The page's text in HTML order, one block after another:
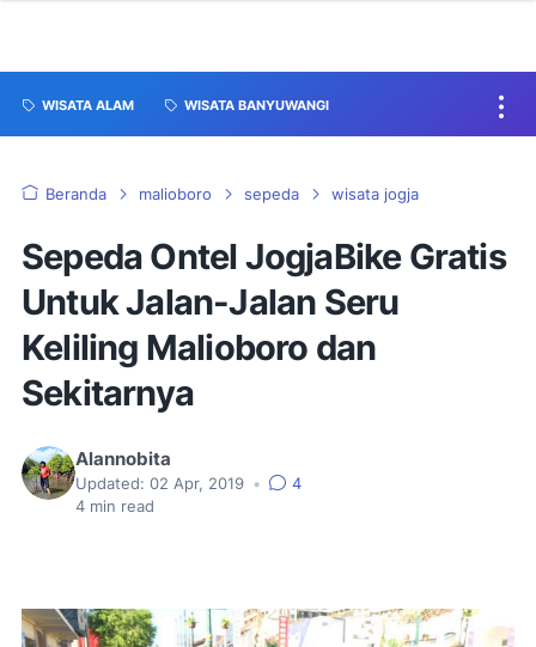
WISATA ALAM WISATA BANYUWANGI
Beranda malioboro sepeda wisata jogja
Sepeda Ontel JogjaBike Gratis
Untuk Jalan-Jalan Seru
Keliling Malioboro dan
Sekitarnya
Alannobita
Updated: 02 Apr, 2019 •
4
4 min read